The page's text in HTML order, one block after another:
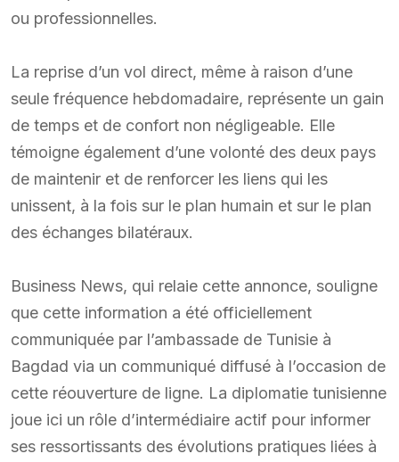
ou professionnelles.
La reprise d’un vol direct, même à raison d’une
seule fréquence hebdomadaire, représente un gain
de temps et de confort non négligeable. Elle
témoigne également d’une volonté des deux pays
de maintenir et de renforcer les liens qui les
unissent, à la fois sur le plan humain et sur le plan
des échanges bilatéraux.
Business News, qui relaie cette annonce, souligne
que cette information a été officiellement
communiquée par l’ambassade de Tunisie à
Bagdad via un communiqué diffusé à l’occasion de
cette réouverture de ligne. La diplomatie tunisienne
joue ici un rôle d’intermédiaire actif pour informer
ses ressortissants des évolutions pratiques liées à